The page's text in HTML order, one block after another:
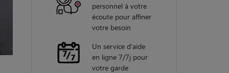
personnel à votre
écoute pour affiner
votre besoin
Un service d'aide
en ligne 7/7j pour
votre garde